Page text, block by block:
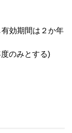
効期間は２か年
のみとする)